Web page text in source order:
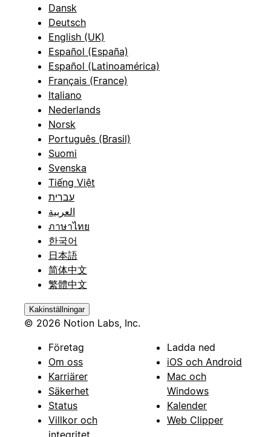
Dansk
Deutsch
English (UK)
Español (España)
Español (Latinoamérica)
Français (France)
Italiano
Nederlands
Norsk
Português (Brasil)
Suomi
Svenska
Tiếng Việt
עברית
العربية
ภาษาไทย
한국어
日本語
简体中文
繁體中文
Kakinställningar
© 2026 Notion Labs, Inc.
Företag
Om oss
Karriärer
Säkerhet
Status
Villkor och
integritet
Ladda ned
iOS och Android
Mac och
Windows
Kalender
Web Clipper